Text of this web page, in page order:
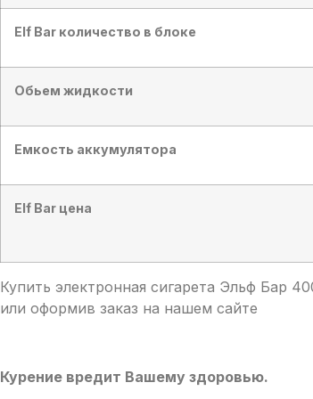
Elf Bar количество в блоке
Обьем жидкости
Емкость аккумулятора
Elf Bar цена
Купить электронная сигарета Эльф Бар
или оформив заказ на нашем сайте
Курение вредит Вашему здоровью.